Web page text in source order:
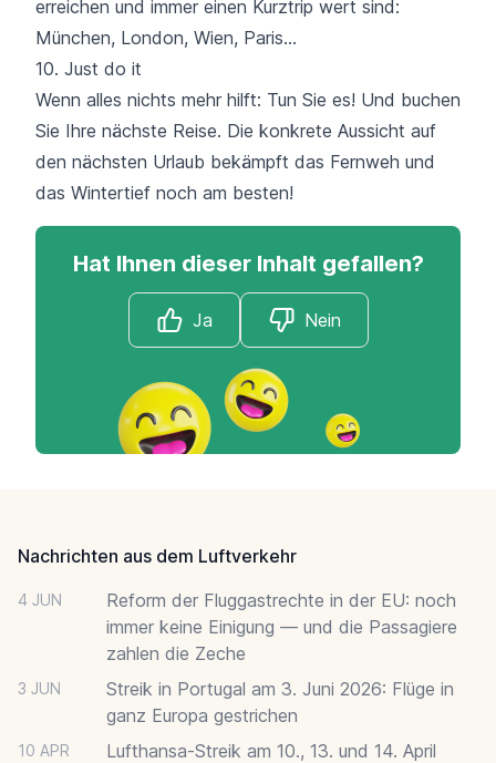
erreichen und immer einen Kurztrip wert sind:
München, London, Wien, Paris…
10. Just do it
Wenn alles nichts mehr hilft: Tun Sie es! Und buchen
Sie Ihre nächste Reise. Die konkrete Aussicht auf
den nächsten Urlaub bekämpft das Fernweh und
das Wintertief noch am besten!
Hat Ihnen dieser Inhalt gefallen?
Ja Nein
Nachrichten aus dem Luftverkehr
4 JUN
Reform der Fluggastrechte in der EU: noch
immer keine Einigung — und die Passagiere
zahlen die Zeche
3 JUN
Streik in Portugal am 3. Juni 2026: Flüge in
ganz Europa gestrichen
10 APR
Lufthansa-Streik am 10., 13. und 14. April